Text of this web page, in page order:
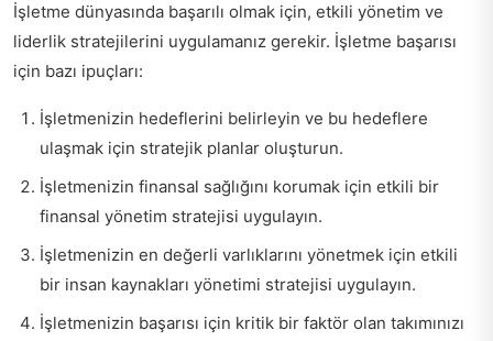
İşletme dünyasında başarılı olmak için, etkili yönetim ve
liderlik stratejilerini uygulamanız gerekir. İşletme başarısı
için bazı ipuçları:
İşletmenizin hedeflerini belirleyin ve bu hedeflere
ulaşmak için stratejik planlar oluşturun.
İşletmenizin finansal sağlığını korumak için etkili bir
finansal yönetim stratejisi uygulayın.
İşletmenizin en değerli varlıklarını yönetmek için etkili
bir insan kaynakları yönetimi stratejisi uygulayın.
İşletmenizin başarısı için kritik bir faktör olan takımınızı